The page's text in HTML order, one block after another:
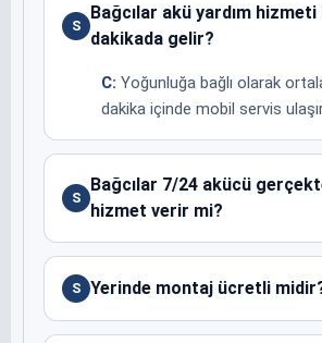
S
Bağcılar akü yardım hizmeti
dakikada gelir?
C: Yoğunluğa bağlı olarak
dakika içinde mobil servis
S
Bağcılar 7/24 akücü
hizmet verir mi?
S Yerinde montaj ücretli